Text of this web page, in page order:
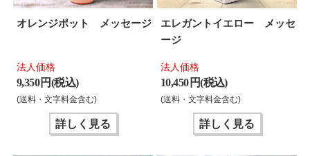
オレンジポット メッセージ
法人価格
9,350 円(税込)
(送料・文字料金含む)
詳しく見る
エレガントイエロー メッセ
ージ
法人価格
10,450 円(税込)
(送料・文字料金含む)
詳しく見る